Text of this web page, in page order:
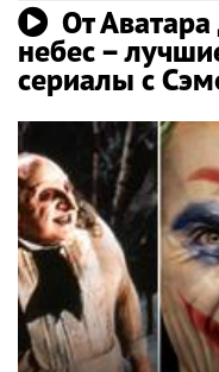
От
небес –
сериалы с